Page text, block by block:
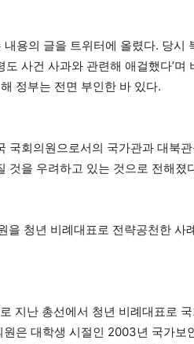
용의 글을 트위터에 올렸다. 당시
사건 사과와 관련해 애걸했다’며
정부는 전면 부인한 바 있다.
국회의원으로서의 국가관과 대북
것을 우려하고 있는 것으로 전해졌
청년 비례대표로 전략공천한 사
지난 총선에서 청년 비례대표로
은 대학생 시절인 2003년 국가보